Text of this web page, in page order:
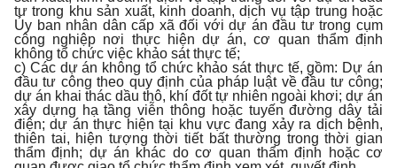
tư trong khu sản xuất, kinh doanh, dịch vụ tập trung hoặc
Ủy ban nhân dân cấp xã đối với dự án đầu tư trong cụm
công nghiệp nơi thực hiện dự án, cơ quan thẩm định
không tổ chức việc khảo sát thực tế;
c) Các dự án không tổ chức khảo sát thực tế, gồm: Dự án
đầu tư công theo quy định của pháp luật về đầu tư công;
dự án khai thác dầu thô, khí đốt tự nhiên ngoài khơi; dự án
xây dựng hạ tầng viễn thông hoặc tuyến đường dây tải
điện; dự án thực hiện tại khu vực đang xảy ra dịch bệnh,
thiên tai, hiện tượng thời tiết bất thường trong thời gian
thẩm định; dự án khác do cơ quan thẩm định hoặc cơ